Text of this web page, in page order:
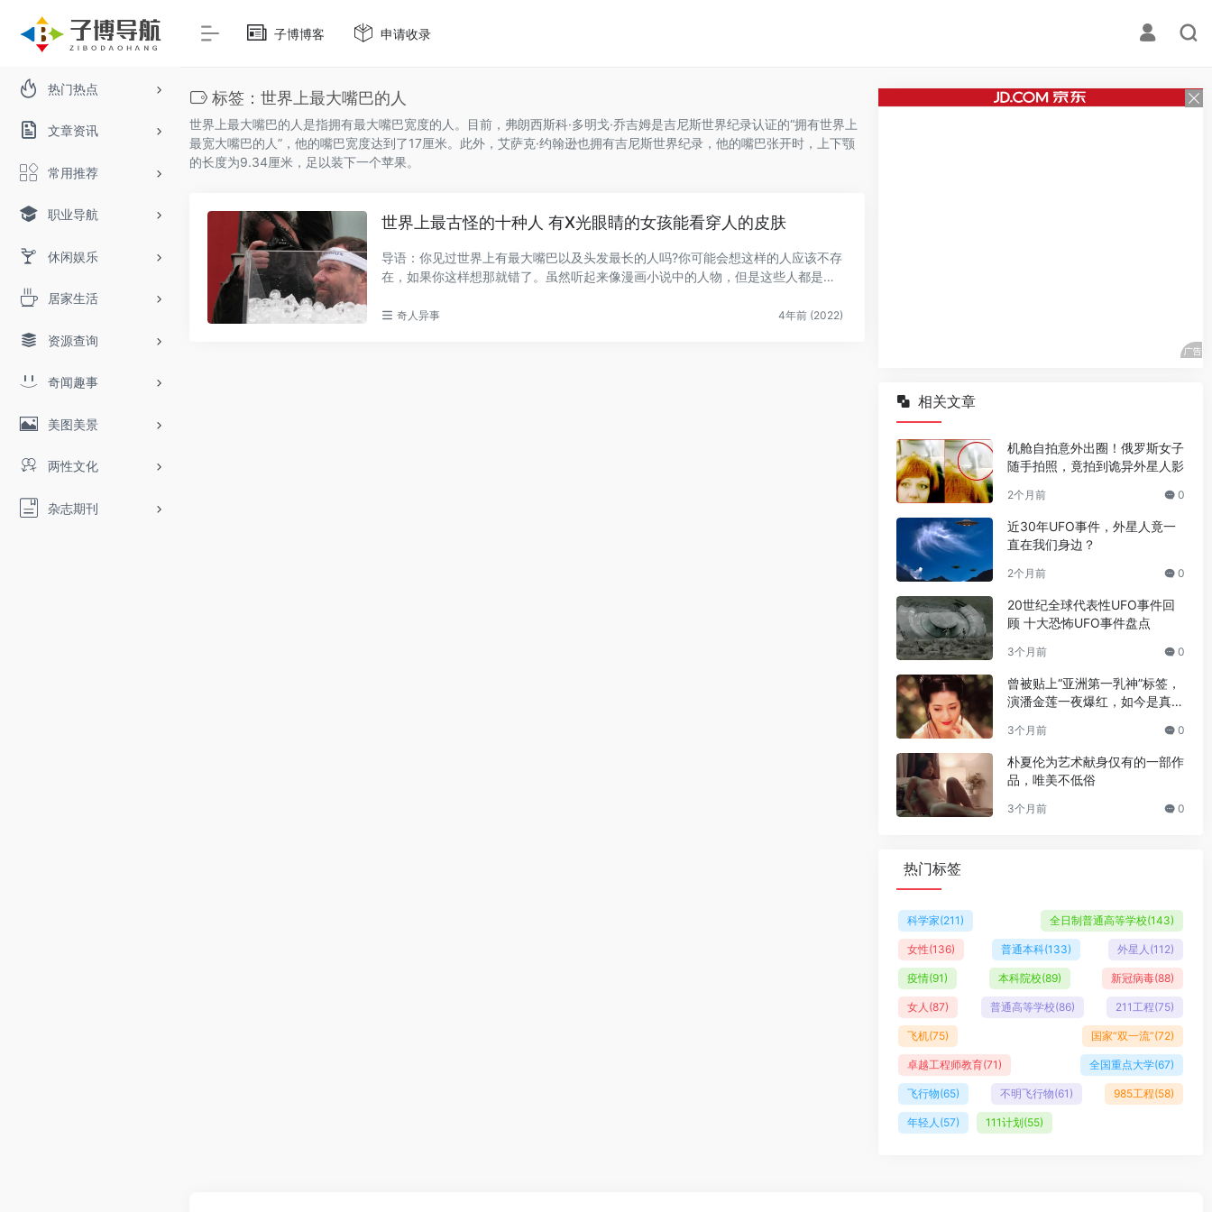
热门热点
文章资讯
常用推荐
职业导航
休闲娱乐
居家生活
资源查询
奇闻趣事
美图美景
两性文化
杂志期刊
子博博客 申请收录
标签：世界上最大嘴巴的人
世界上最大嘴巴的人是指拥有最大嘴巴宽度的人‌。目前，弗朗西斯科·多明戈·乔吉姆是吉尼斯世界纪录认证的“拥有世界上
最宽大嘴巴的人”，他的嘴巴宽度达到了17厘米‌。此外，艾萨克·约翰逊也拥有吉尼斯世界纪录，他的嘴巴张开时，上下颚
的长度为9.34厘米，足以装下一个苹果‌。
世界上最古怪的十种人 有X光眼睛的女孩能看穿人的皮肤
导语：你见过世界上有最大嘴巴以及头发最长的人吗?你可能会想这样的人应该不存
在，如果你这样想那就错了。虽然听起来像漫画小说中的人物，但是这些人都是真
奇人异事 4年前 (2022)
相关文章
机舱自拍意外出圈！俄罗斯女子
随手拍照，竟拍到诡异外星人影
2个月前 0
近30年UFO事件，外星人竟一
直在我们身边？
2个月前 0
20世纪全球代表性UFO事件回
顾 十大恐怖UFO事件盘点
3个月前 0
曾被贴上“亚洲第一乳神”标签，
演潘金莲一夜爆红，如今是真的
3个月前 0
朴夏伦为艺术献身仅有的一部作
品，唯美不低俗
3个月前 0
热门标签
科学家(211) 全日制普通高等学校(143)
女性(136) 普通本科(133) 外星人 (112)
疫情(91) 本科院校(89) 新冠病毒(88)
女人 (87) 普通高等学校(86) 211工程(75)
飞机(75) 国家“双一流”(72)
卓越工程师教育(71) 全国重点大学(67)
飞行物(65) 不明飞行物(61) 985工程(58)
年轻人 (57) 111计划(55)